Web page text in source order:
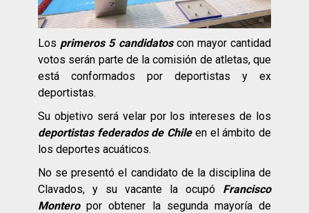
Los primeros 5 candidatoscon mayor cantidad
votos serán parte de la comisión de atletas, que
está conformados por deportistas y ex
deportistas.
Su objetivo será velar por los intereses de los
deportistas federados de Chileen el ámbito de
los deportes acuáticos.
No se presentó el candidato de la disciplina de
Clavados, y su vacante la ocupó Francisco
Monteropor obtener la segunda mayoría de